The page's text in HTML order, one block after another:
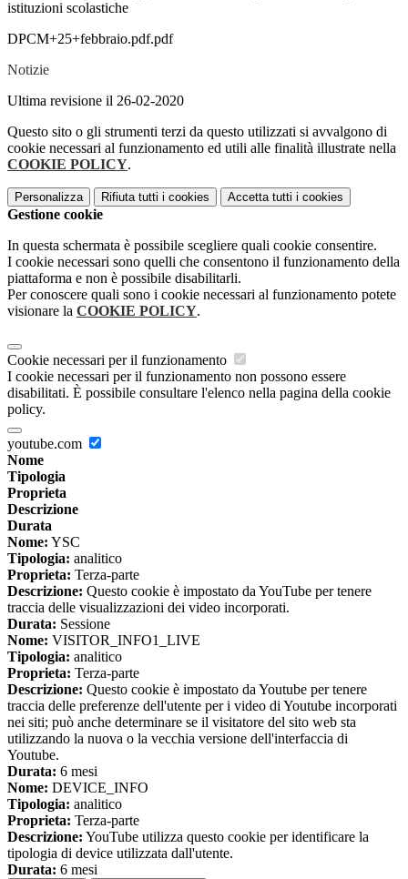
istituzioni scolastiche
DPCM+25+febbraio.pdf.pdf
Notizie
Ultima revisione il 26-02-2020
Questo sito o gli strumenti terzi da questo utilizzati si avvalgono di
cookie necessari al funzionamento ed utili alle finalità illustrate nella
COOKIE POLICY.
Personalizza Rifiuta tutti i cookies Accetta tutti i cookies
Gestione cookie
In questa schermata è possibile scegliere quali cookie consentire.
I cookie necessari sono quelli che consentono il funzionamento della
piattaforma e non è possibile disabilitarli.
Per conoscere quali sono i cookie necessari al funzionamento potete
visionare la COOKIE POLICY.
Cookie necessari per il funzionamento
I cookie necessari per il funzionamento non possono essere
disabilitati. È possibile consultare l'elenco nella pagina della cookie
policy.
youtube.com
Nome
Tipologia
Proprieta
Descrizione
Durata
Nome: YSC
Tipologia: analitico
Proprieta: Terza-parte
Descrizione: Questo cookie è impostato da YouTube per tenere
traccia delle visualizzazioni dei video incorporati.
Durata: Sessione
Nome: VISITOR_INFO1_LIVE
Tipologia: analitico
Proprieta: Terza-parte
Descrizione: Questo cookie è impostato da Youtube per tenere
traccia delle preferenze dell'utente per i video di Youtube incorporati
nei siti; può anche determinare se il visitatore del sito web sta
utilizzando la nuova o la vecchia versione dell'interfaccia di
Youtube.
Durata: 6 mesi
Nome: DEVICE_INFO
Tipologia: analitico
Proprieta: Terza-parte
Descrizione: YouTube utilizza questo cookie per identificare la
tipologia di device utilizzata dall'utente.
Durata: 6 mesi